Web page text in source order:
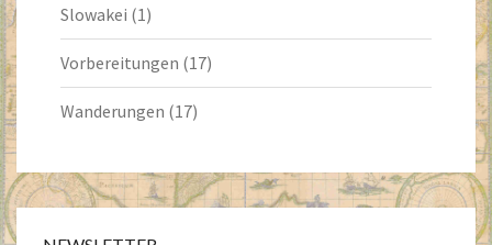
Slowakei (1)
Vorbereitungen (17)
Wanderungen (17)